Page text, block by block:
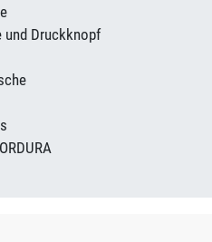
Druckknopf